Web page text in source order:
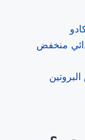
منخفض